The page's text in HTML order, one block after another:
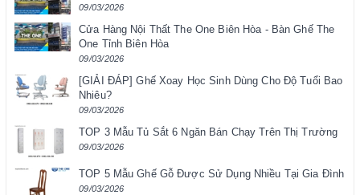
09/03/2026
Cửa Hàng Nội Thất The One Biên Hòa - Bàn Ghế The
One Tỉnh Biên Hòa
09/03/2026
[GIẢI ĐÁP] Ghế Xoay Học Sinh Dùng Cho Độ Tuổi Bao
Nhiêu?
09/03/2026
TOP 3 Mẫu Tủ Sắt 6 Ngăn Bán Chạy Trên Thị Trường
09/03/2026
TOP 5 Mẫu Ghế Gỗ Được Sử Dụng Nhiều Tại Gia Đình
09/03/2026